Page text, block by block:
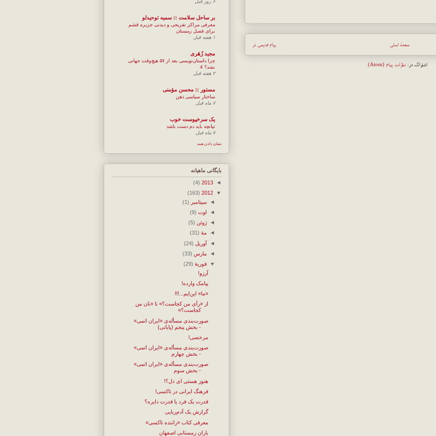
پیام قدیمی تر صفحهٔ اصلی
اشتراک در:نظرات پیام (Atom)
بر ساحل سلامت :: سمیه توحیدلو
معرفی مراکز تفریحی و دیدنی جزیره قشم
برای فصل زمستان
۱ هفته قبل
مجيد زُهَری
چرا داستان‌نویسی بعد از ۵۷ هیچ‌وقت جهانی
نشد؟ 4
۲ هفته قبل
مستور :: محسن مؤمنی
ساختار سیاسی ذهن
۷ ماه قبل
یک سرخپوست خوب
تپانچه باید دم دست باشد
۷ ماه قبل
نشان دادن همه
بایگانی ماهیانه
◄
2013
(4)
▼
2012
(163)
◄سپتامبر (1)
◄ اوت (9)
◄ژوئن (5)
◄ مهٔ (31)
◄آوریل (24)
◄ مارس (33)
▼فوریهٔ (29)
آرزو!
پیامک وارده!
«ما» این‌ایم...!!!
از «رأی من کجاست؟» تا «نان من
کجاست؟»
صورت‌بندی مسأله‌ی «ایران اتمی»
- بخش پنجم (پایانی)
مرخصی!
صورت‌بندی مسأله‌ی «ایران اتمی»
- بخش چهارم
صورت‌بندی مسأله‌ی «ایران اتمی»
- بخش سوم
هنوز هستی ای دل؟!
فرهنگ ایرانی در تاکسی!
قدرت یک فرد یا قدرت دایره؟
گزارش یک آدم‌ربایی
معرفی کتاب «راننده تاکسی»
باران زمستانی اصفهان